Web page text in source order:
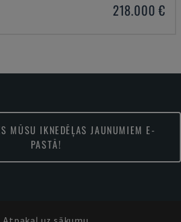
218.000 €
MŪSU IKNEDĒĻAS JAUNUMIEM E-
PASTĀ!